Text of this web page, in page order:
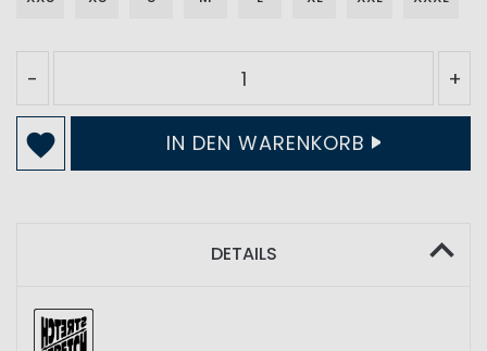
- +
IN DEN WARENKORB
DETAILS